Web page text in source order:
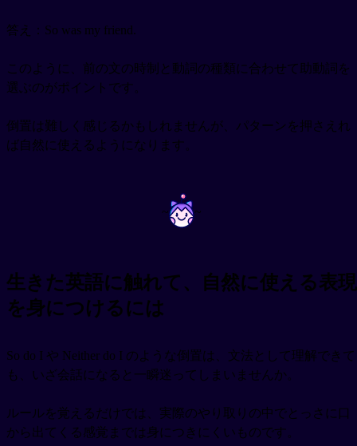
答え：So was my friend.
このように、前の文の時制と動詞の種類に合わせて助動詞を
選ぶのがポイントです。
倒置は難しく感じるかもしれませんが、パターンを押さえれ
ば自然に使えるようになります。
~ ~
生きた英語に触れて、自然に使える表現
を身につけるには
So do I や Neither do I のような倒置は、文法として理解できて
も、いざ会話になると一瞬迷ってしまいませんか。
ルールを覚えるだけでは、実際のやり取りの中でとっさに口
から出てくる感覚までは身につきにくいものです。